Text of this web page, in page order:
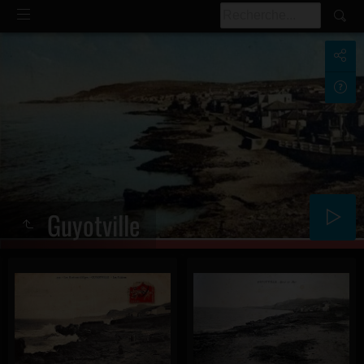
Guyotville